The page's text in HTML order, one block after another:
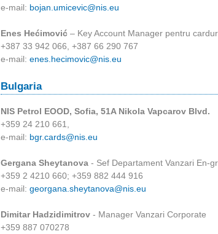
e-mail: bojan.umicevic@nis.eu
Enes Hećimović – Key Account Manager pentru
+387 33 942 066, +387 66 290 767
e-mail: enes.hecimovic@nis.eu
Bulgaria
NIS Petrol EOOD, Sofia, 51A Nikola Vapcarov Blvd.
+359 24 210 661,
e-mail: bgr.cards@nis.eu
Gergana Sheytanova - Sef Departament Vanzari En-
+359 2 4210 660; +359 882 444 916
e-mail: georgana.sheytanova@nis.eu
Dimitar Hadzidimitrov - Manager Vanzari Corporate
+359 887 070278